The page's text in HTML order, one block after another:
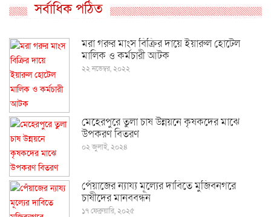
সর্বাধিক পঠিত
মরা গরুর মাংস বিক্রির দায়ে ইয়ারুল হোটেল
মালিক ও কর্মচারী আটক
২২ নভেম্বর, ২০২২
মেহেরপুরে তুলা চাষ উন্নয়নে কৃষকদের মাঝে
উপকরণ বিতরণ
০২ জুলাই, ২০২৪
পেঁয়াজের ন্যায্য মূল্যের দাবিতে মুজিবনগরে
চাষীদের মানববন্ধন
১৭ ফেব্রুয়ারি, ২০২৫